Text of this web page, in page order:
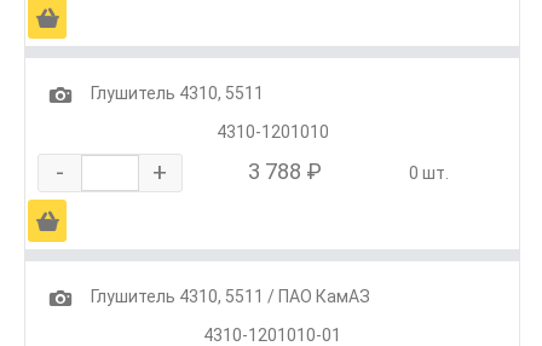
Ä
1
Глушитель 4310, 5511
4310-1201010
- + 3 788 ₽ 0 шт.
Ä
1
Глушитель 4310, 5511 / ПАО КамАЗ
4310-1201010-01